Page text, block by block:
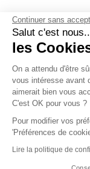
CONTACT
04 42 20 78 42
Du lundi au jeudi de
vendredi de 8h30 à
Continuer sans
Salut c'est
les
On a attendu d'être
vous intéresse avant
aimerait bien vous
C'est OK pour vous ?
Pour modifier vos
'Préférences de
Lire la politique de